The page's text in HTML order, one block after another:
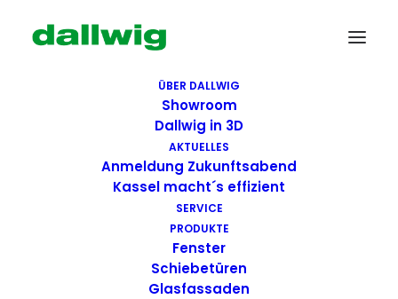
ÜBER DALLWIG
Showroom
Dallwig in 3D
AKTUELLES
Anmeldung Zukunftsabend
Kassel macht´s effizient
SERVICE
PRODUKTE
Fenster
Schiebetüren
Glasfassaden
Wir suchen Dich!